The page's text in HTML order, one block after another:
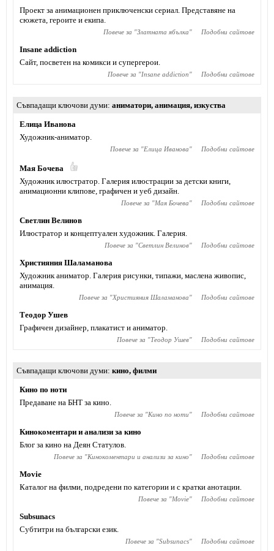
Проект за анимационен приключенски сериал. Представяне на
сюжета, героите и екипа.
Повече за "Златната ябълка" Подобни сайтове
Insane addiction
Сайт, посветен на комикси и супергерои.
Повече за "Insane addiction" Подобни сайтове
Съвпадащи ключови думи аниматори, анимация, изкуства
Елица Иванова
Художник-аниматор.
Повече за "Елица Иванова" Подобни сайтове
Мая Бочева
Художник илюстратор. Галерия илюстрации за детски книги,
анимационни клипове, графичен и уеб дизайн.
Повече за "Мая Бочева" Подобни сайтове
Светлин Велинов
Илюстратор и концептуален художник. Галерия.
Повече за "Светлин Велинов" Подобни сайтове
Християния Шаламанова
Художник аниматор. Галерия рисунки, типажи, маслена живопис,
анимация.
Повече за "Християния Шаламанова" Подобни сайтове
Теодор Ушев
Графичен дизайнер, плакатист и аниматор.
Повече за "Теодор Ушев" Подобни сайтове
Съвпадащи ключови думи кино, филми
Кино по ноти
Предаване на БНТ за кино.
Повече за "Кино по ноти" Подобни сайтове
Кинокоментари и анализи за кино
Блог за кино на Деян Статулов.
Повече за "Кинокоментари и анализи за кино" Подобни сайтове
Movie
Каталог на филми, подредени по категории и с кратки анотации.
Повече за "Movie" Подобни сайтове
Subsunacs
Субтитри на български език.
Повече за "Subsunacs" Подобни сайтове